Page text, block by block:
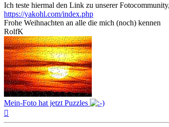
Ich teste hiermal den Link zu unserer
https://yakohl.com/index.php
Frohe Weihnachten an alle die mich (noch) kennen
RolfK
Mein-Foto hat jetzt Puzzles